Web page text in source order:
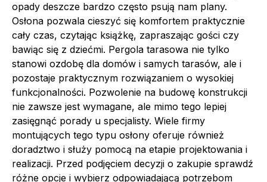
opady deszcze bardzo często psują nam plany.
Osłona pozwala cieszyć się komfortem praktycznie
cały czas, czytając książkę, zapraszając gości czy
bawiąc się z dziećmi. Pergola tarasowa nie tylko
stanowi ozdobę dla domów i samych tarasów, ale i
pozostaje praktycznym rozwiązaniem o wysokiej
funkcjonalności. Pozwolenie na budowę konstrukcji
nie zawsze jest wymagane, ale mimo tego lepiej
zasięgnąć porady u specjalisty. Wiele firmy
montujących tego typu osłony oferuje również
doradztwo i służy pomocą na etapie projektowania i
realizacji. Przed podjęciem decyzji o zakupie sprawdź
różne opcje i wybierz odpowiadającą potrzebom